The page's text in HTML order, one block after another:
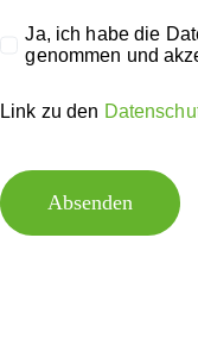
Ja, ich habe die
genommen und
Link zu den
Absenden